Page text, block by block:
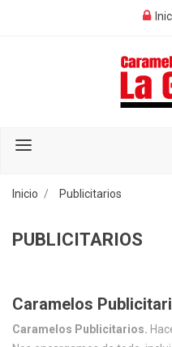
Inicio Publicitarios
PUBLICITARIOS
Caramelos
Caramelos Publicitarios.